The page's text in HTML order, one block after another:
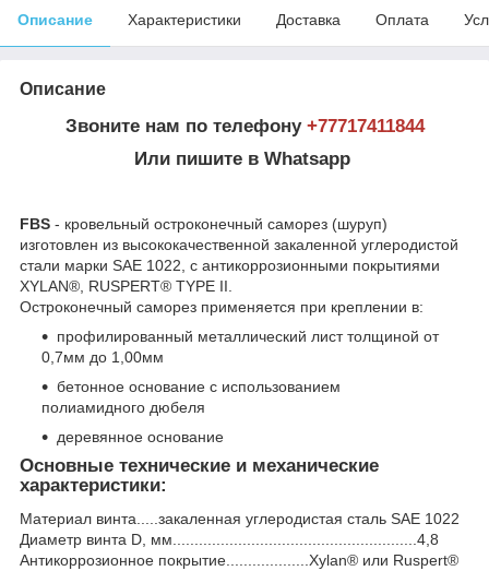
Описание Характеристики Доставка Оплата
Описание
Звоните нам по телефону +77717411844
Или пишите в Whatsapp
FBS - кровельный остроконечный саморез (шуруп)
изготовлен из высококачественной закаленной углеродистой
стали марки SAE 1022, с антикоррозионными покрытиями
XYLAN®, RUSPERT® TYPE II.
Остроконечный саморез применяется при креплении в:
профилированный металлический лист толщиной от
0,7мм до 1,00мм
бетонное основание с использованием
полиамидного дюбеля
деревянное основание
Основные технические и механические
характеристики:
Материал винта.....закаленная углеродистая сталь SAE 1022
Диаметр винта D, мм........................................................4,8
Антикоррозионное покрытие...................Xylan® или Ruspert®